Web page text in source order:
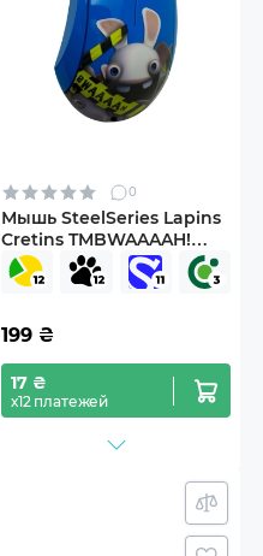
0
Мышь SteelSeries Lapins
Cretins TMBWAAAAH!
(62046)
199 ₴
17 ₴
х12 платежей